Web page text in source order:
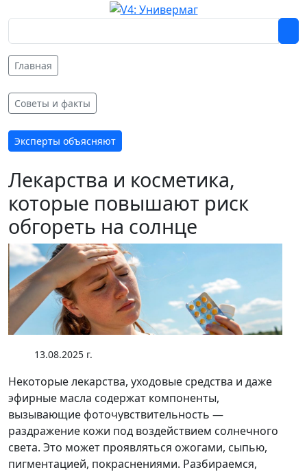
Главная
Советы и факты
Эксперты объясняют
Лекарства и косметика,
которые повышают риск
обгореть на солнце
13.08.2025 г.
Некоторые лекарства, уходовые средства и даже
эфирные масла содержат компоненты,
вызывающие фоточувствительность —
раздражение кожи под воздействием солнечного
света. Это может проявляться ожогами, сыпью,
пигментацией, покраснениями. Разбираемся,